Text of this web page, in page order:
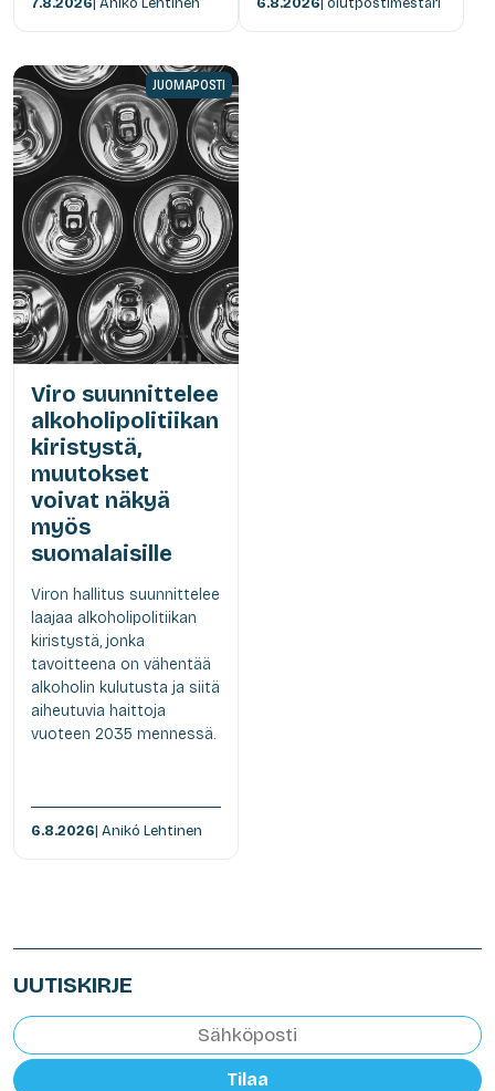
JUOMAPOSTI
Viro suunnittelee
alkoholipolitiikan
kiristystä,
muutokset
voivat näkyä
myös
suomalaisille
Viron hallitus suunnittelee
laajaa alkoholipolitiikan
kiristystä, jonka
tavoitteena on vähentää
alkoholin kulutusta ja siitä
aiheutuvia haittoja
vuoteen 2035 mennessä.
6.8.2026| Anikó Lehtinen
UUTISKIRJE
Tilaa